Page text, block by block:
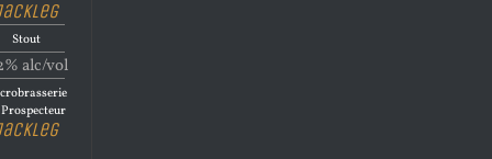
Stout
alc/vol
Prospecteur